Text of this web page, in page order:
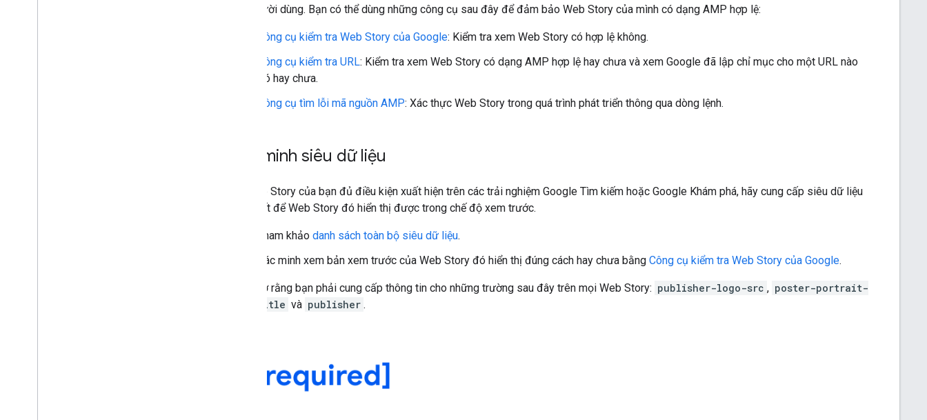
cho người dùng. Bạn có thể dùng những công cụ sau đây để đảm bảo Web Story của mình có dạng AMP hợp lệ:
Công cụ kiểm tra Web Story của Google: Kiểm tra xem Web Story có hợp lệ không.
Công cụ kiểm tra URL: Kiểm tra xem Web Story có dạng AMP hợp lệ hay chưa và xem Google đã lập chỉ mục cho một URL nào
đó hay chưa.
Công cụ tìm lỗi mã nguồn AMP: Xác thực Web Story trong quá trình phát triển thông qua dòng lệnh.
Xác minh siêu dữ liệu
Để Web Story của bạn đủ điều kiện xuất hiện trên các trải nghiệm Google Tìm kiếm hoặc Google Khám phá, hãy cung cấp siêu dữ liệu
cần thiết để Web Story đó hiển thị được trong chế độ xem trước.
Tham khảo danh sách toàn bộ siêu dữ liệu.
Xác minh xem bản xem trước của Web Story đó hiển thị đúng cách hay chưa bằng Công cụ kiểm tra Web Story của Google.
Hãy nhớ rằng bạn phải cung cấp thông tin cho những trường sau đây trên mọi Web Story: publisher-logo-src , poster-portrait-
title và publisher .